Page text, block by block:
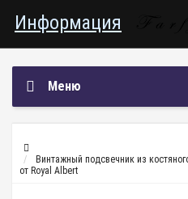
Информация
Меню
Винтажный подсвечник из
от Royal Albert